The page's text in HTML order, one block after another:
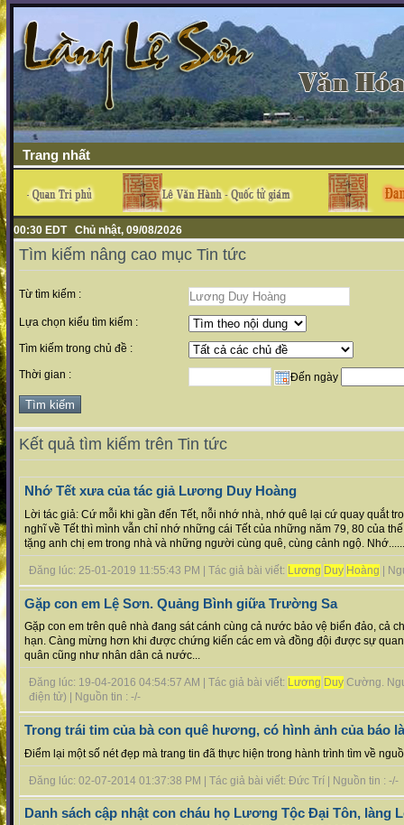
Trang nhất
00:30 EDT Chủ nhật, 09/08/2026
Tìm kiếm nâng cao mục Tin tức
Từ tìm kiếm :
Lựa chọn kiểu tìm kiếm :
Tìm kiếm trong chủ đề :
Thời gian : Đến ngày
Kết quả tìm kiếm trên Tin tức
Nhớ Tết xưa của tác giả Lương Duy Hoàng
Lời tác giả: Cứ mỗi khi gần đến Tết, nỗi nhớ nhà, nhớ quê lại cứ quay quắt
nghĩ về Tết thì mình vẫn chỉ nhớ những cái Tết của những năm 79, 80 của
tặng anh chị em trong nhà và những người cùng quê, cùng cảnh ngộ. Nhớ......
Đăng lúc: 25-01-2019 11:55:43 PM | Tác giả bài viết: Lương Duy Hoàng |
Gặp con em Lệ Sơn. Quảng Bình giữa Trường Sa
Gặp con em trên quê nhà đang sát cánh cùng cả nước bảo vệ biển đảo, cả
hạn. Càng mừng hơn khi được chứng kiến các em và đồng đội được sự
quân cũng như nhân dân cả nước...
Đăng lúc: 19-04-2016 04:54:57 AM | Tác giả bài viết: Lương Duy Cường.
điện tử) | Nguồn tin : -/-
Trong trái tim của bà con quê hương, có hình ảnh của báo
Điểm lại một số nét đẹp mà trang tin đã thực hiện trong hành trình tìm về
Đăng lúc: 02-07-2014 01:37:38 PM | Tác giả bài viết: Đức Trí | Nguồn tin : -/-
Danh sách cập nhật con cháu họ Lương Tộc Đại Tôn, làng